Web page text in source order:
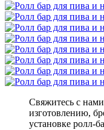
Свяжитесь с
изготовлению,
установке ролл-